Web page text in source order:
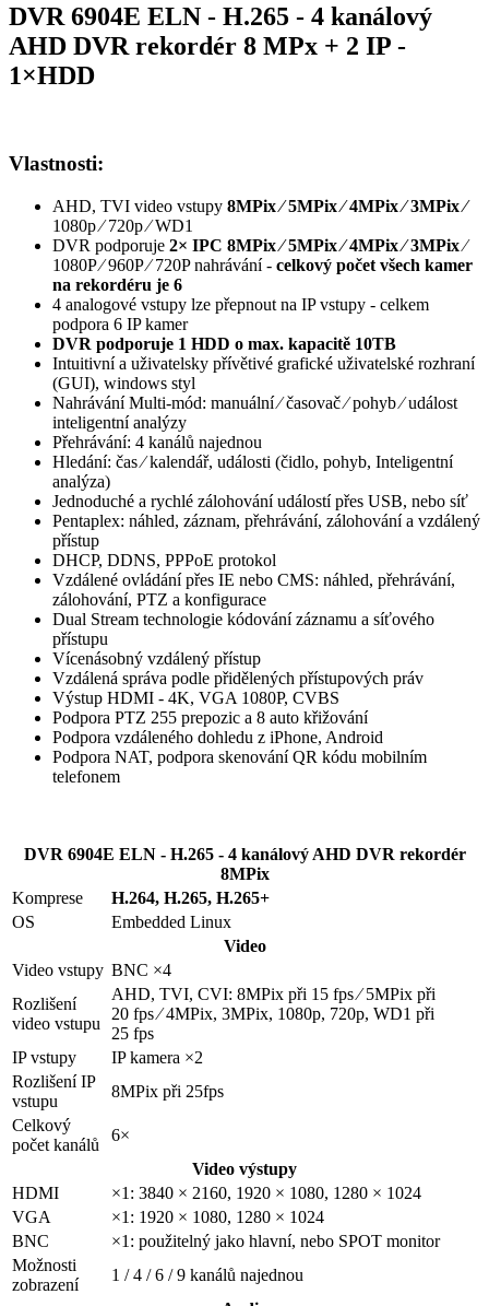
DVR 6904E ELN - H.265 - 4 kanálový
AHD DVR rekordér 8 MPx + 2 IP -
1×HDD
Vlastnosti:
AHD, TVI video vstupy 8MPix ⁄ 5MPix ⁄ 4MPix ⁄ 3MPix ⁄
1080p ⁄ 720p ⁄ WD1
DVR podporuje 2× IPC 8MPix ⁄ 5MPix ⁄ 4MPix ⁄ 3MPix⁄
1080P ⁄ 960P ⁄ 720P nahrávání - celkový počet všech kamer
na rekordéru je 6
4 analogové vstupy lze přepnout na IP vstupy - celkem
podpora 6 IP kamer
DVR podporuje 1 HDD o max. kapacitě 10TB
Intuitivní a uživatelsky přívětivé grafické uživatelské rozhraní
(GUI), windows styl
Nahrávání Multi-mód: manuální ⁄ časovač ⁄ pohyb ⁄ událost
inteligentní analýzy
Přehrávání: 4 kanálů najednou
Hledání: čas ⁄ kalendář, události (čidlo, pohyb, Inteligentní
analýza)
Jednoduché a rychlé zálohování událostí přes USB, nebo síť
Pentaplex: náhled, záznam, přehrávání, zálohování a vzdálený
přístup
DHCP, DDNS, PPPoE protokol
Vzdálené ovládání přes IE nebo CMS: náhled, přehrávání,
zálohování, PTZ a konfigurace
Dual Stream technologie kódování záznamu a síťového
přístupu
Vícenásobný vzdálený přístup
Vzdálená správa podle přidělených přístupových práv
Výstup HDMI - 4K, VGA 1080P, CVBS
Podpora PTZ 255 prepozic a 8 auto křižování
Podpora vzdáleného dohledu z iPhone, Android
Podpora NAT, podpora skenování QR kódu mobilním
telefonem
DVR 6904E ELN - H.265 - 4 kanálový AHD DVR rekordér
8MPix
Komprese
H.264, H.265, H.265+
OS
Embedded Linux
Video
Video vstupy BNC ×4
Rozlišení
video vstupu
AHD, TVI, CVI: 8MPix při 15 fps ⁄ 5MPix při
20 fps ⁄ 4MPix, 3MPix, 1080p, 720p, WD1 při
25 fps
IP vstupy
IP kamera ×2
Rozlišení IP
vstupu
8MPix při 25fps
Celkový
počet kanálů
6×
Video výstupy
HDMI
×1: 3840 × 2160, 1920 × 1080, 1280 × 1024
VGA
×1: 1920 × 1080, 1280 × 1024
BNC
×1: použitelný jako hlavní, nebo SPOT monitor
Možnosti
zobrazení
1 / 4 / 6 / 9 kanálů najednou